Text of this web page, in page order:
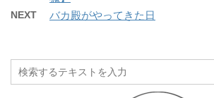
NEXT バカ殿がやってきた日